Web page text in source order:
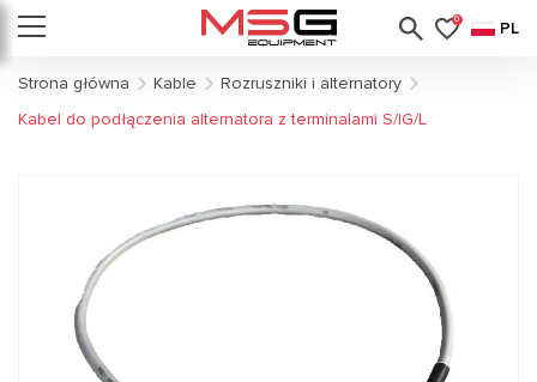
0 PL
Strona główna Kable
Rozruszniki i alternatory
Kabel do podłączenia alternatora z terminalami S/IG/L